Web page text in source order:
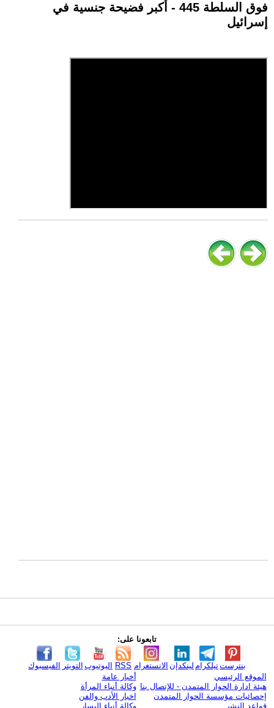
فوق السلطة 445 - أكبر فضيحة جنسية في
إسرائيل
تابعونا على:
الفيسبوك التويتر اليوتيوب RSS الانستغرام لينكدإن تيلكرامبنترست
الموقع الرئيسي
هيئة ادارة الحوار المتمدن - للإتصال بنا
إحصائيات مؤسسة الحوار المتمدن
قواعد النشر
أخبار عامة
وكالة أنباء المرأة
اخبار الأدب والفن
وكالة أنباء اليسار